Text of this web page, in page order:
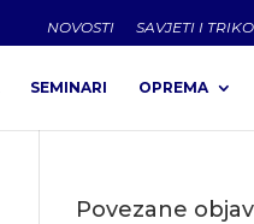
NOVOSTI SAVJETI I
SEMINARI OPREMA
Povezane